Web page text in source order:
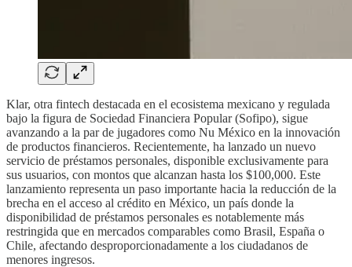
Klar, otra fintech destacada en el ecosistema mexicano y regulada
bajo la figura de Sociedad Financiera Popular (Sofipo), sigue
avanzando a la par de jugadores como Nu México en la innovación
de productos financieros. Recientemente, ha lanzado un nuevo
servicio de préstamos personales, disponible exclusivamente para
sus usuarios, con montos que alcanzan hasta los $100,000. Este
lanzamiento representa un paso importante hacia la reducción de la
brecha en el acceso al crédito en México, un país donde la
disponibilidad de préstamos personales es notablemente más
restringida que en mercados comparables como Brasil, España o
Chile, afectando desproporcionadamente a los ciudadanos de
menores ingresos.